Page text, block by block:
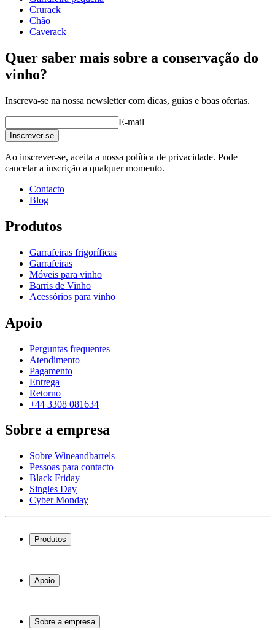
tenha o Flash instalado)
Crurack
Chão
Caverack
Quer saber mais sobre a conservação do
vinho?
Inscreva-se na nossa newsletter com dicas, guias e boas ofertas.
E-mail
Inscrever-se
Ao inscrever-se, aceita a nossa política de privacidade. Pode
cancelar a inscrição a qualquer momento.
Contacto
Blog
Produtos
Garrafeiras frigoríficas
Garrafeiras
Móveis para vinho
Barris de Vinho
Acessórios para vinho
Apoio
Perguntas frequentes
Atendimento
Pagamento
Entrega
Retorno
+44 3308 081634
Sobre a empresa
Sobre Wineandbarrels
Pessoas para contacto
Black Friday
Singles Day
Cyber Monday
Produtos
Garrafeiras
Móveis para vinho
Apoio
Atendimento
Pagamento
Sobre a empresa